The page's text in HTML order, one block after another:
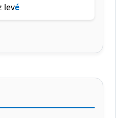
levé